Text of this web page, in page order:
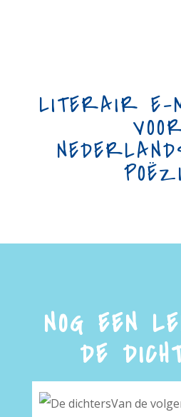
LITERAIR E-
NOG EEN
DE
Van de